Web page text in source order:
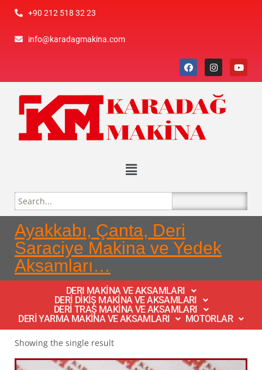
+90 212 518 32 23
info@karadagmakina.com
Ayakkabı, Çanta, Deri
Saraciye Makina ve Yedek
Aksamları…
DERI MAKİNA VE AKSAMLARI
DERİ DİKİŞ MAKİNA VE AKSAMLARI
DERİ TRAŞ MAKİNA VE AKSAMLARI
DERİ YARMA MAKİNA VE AKSAMLARI
MOTORLAR
Showing the single result